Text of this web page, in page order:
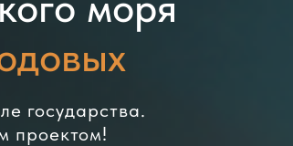
государства.
проектом!